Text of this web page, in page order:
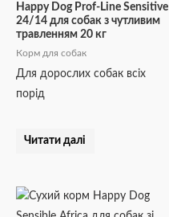
Happy Dog Prof-Line Sensitive
24/14 для собак з чутливим
травленням 20 кг
Корм для собак
Для дорослих собак всіх
порід
Читати далі